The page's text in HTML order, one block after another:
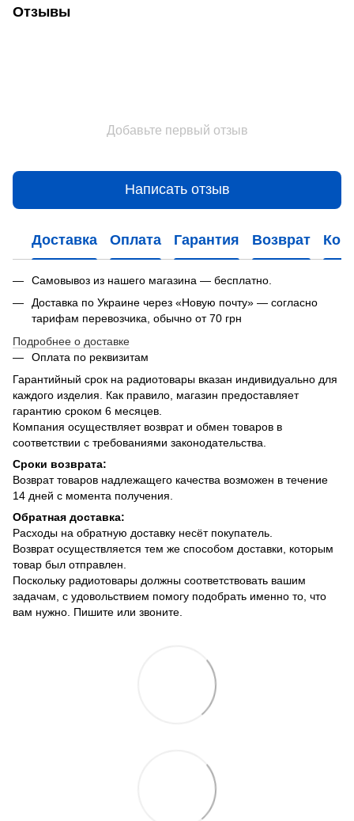
Отзывы
Добавьте первый отзыв
Написать отзыв
Доставка Оплата Гарантия Возврат
Самовывоз из нашего магазина — бесплатно.
Доставка по Украине через «Новую почту» — согласно
тарифам перевозчика, обычно от 70 грн
Подробнее о доставке
Оплата по реквизитам
Гарантийный срок на радиотовары вказан индивидуально для
каждого изделия. Как правило, магазин предоставляет
гарантию сроком 6 месяцев.
Компания осуществляет возврат и обмен товаров в
соответствии с требованиями законодательства.
Сроки возврата:
Возврат товаров надлежащего качества возможен в течение
14 дней с момента получения.
Обратная доставка:
Расходы на обратную доставку несёт покупатель.
Возврат осуществляется тем же способом доставки, которым
товар был отправлен.
Поскольку радиотовары должны соответствовать вашим
задачам, с удовольствием помогу подобрать именно то, что
вам нужно. Пишите или звоните.